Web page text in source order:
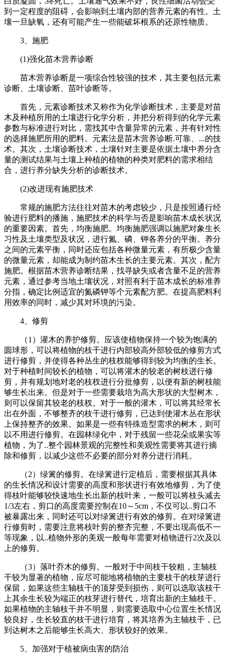
到一定程度的阻碍，会影响到土壤内部的营养元素的有性。土
壤一旦缺氧，还有可能产生一些能破坏根系的还原性物质。
3、施肥
(1)强化苗木营养诊断
苗木营养诊断是一项综合性较强的技术，其主要包括元素
诊断、土壤诊断、苗叶诊断等。
首先，元素诊断技术又称作为化学诊断技术，主要是对苗
木及种植所用的土壤进行化学分析，并把分析得到的化学元素
参数与标准进行对比，需找其中含量异常的元素，并有针对性
的选择施肥所用的肥料。元素法是苗木营养诊断.可靠、...的技
术。其次，土壤诊断技术，土壤针对主要是依据土壤中养分含
量的测试结果与土壤上种植的植物的种类对肥料的需求相结
合，进行养分缺失分析的诊断技术。
(2)改进现有施肥技术
常规的施肥方法往往对苗木的考虑较少，只是按照通行经
验进行肥料的播施，施肥技术的科学与否是影响苗木成长状况
的重要因素。首先，均衡施肥。均衡施肥强调以施肥对象生长
习性及土壤类型及状况，进行氮、磷、钾各养分的平衡。养分
之间的元素平衡，同时还应包括各种微量元素，有所极少含量
的微量元素，却能成为制约苗木生长的主要元素。其次，配方
施肥。根据苗木营养诊断结果，找寻缺失或者含量不足的营养
元素，通过参考当地土壤状况，对照有利于苗木成长的标准养
分指，确定比例适宜的氮磷钾等个元素配方肥。在提高肥料利
用效率的同时，减少其对环境的污染。
4、修剪
（1）灌木的养护修剪。应该使植物保持一个较为饱满的
圆球形，可以将植物的枝干进行内部较高外部较低的修剪方式
进行修剪，并使得各种丛生的枝杈能够得到较为均衡的生长。
对于种植时间较长的植物，可以将灌木的较老的树枝进行修
剪，并有规划地对老的枝杈进行分批修剪，以便有新的树枝能
够生长出来。但是对于一些需要栽培为高大形状的大型树木，
则可以保留其较老的枝杈。对于一般的灌木，可以将其经常长
出在外面，不够整齐的枝干进行修剪，已达到使灌木丛在形状
上保持整齐的效果。如果是一些有特殊造型需求的树木，则可
以不用进行修剪。在园林绿化中，对于残留一些花朵或果实等
植物，为了..整个园林景观的完整性和美观性需要将其进行摘
除和修剪，以减少这些不必要的部分对养分进行消耗。
（2）绿篱的修剪。在绿篱进行定植后，需要根据其具体
的生长情况和设计需要的高度和形状进行有效地修剪，为了使
得枝叶能够较快速地生长出新的枝叶来，一般可以将枝头减去
1/3左右，剪口的高度需要控制在10～5cm，不仅可以..剪口不
被暴露出来，同时还可以对绿篱进行有效的修剪。在对绿篱进
行修剪时，需要注意将枝叶剪的整齐完整，不要出现高低不一
等现象，以..植物外形的美观一般每年需要对植物进行2次及以
上的修剪。
（3）落叶乔木的修剪。一般对于中间枝干较粗，主轴枝
干较为显著的植物，应尽可能地将植物的主要枝干的枝芽进行
保留，如果这些主轴枝干的顶芽受到损伤，则可以选取该枝干
上其余生长较为端正的枝芽进行替代，培育出新的主轴枝干。
如果植物的主轴枝干并不明显，则需要选取中心位置生长情况
较良好，生长较直的枝干进行培育，将其培养为主轴枝干，已
到达树木之后能够生长高大、形状较好的效果。
5、加强对于植被病虫害的防治